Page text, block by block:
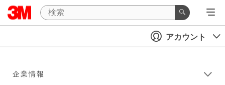
アカウント
企業情報